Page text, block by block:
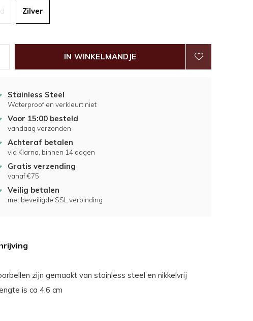
Zilver
IN WINKELMANDJE
Stainless Steel
Waterproof en verkleurt niet
Voor 15:00 besteld
vandaag verzonden
Achteraf betalen
via Klarna, binnen 14 dagen
Gratis verzending
vanaf €75
Veilig betalen
met beveiligde SSL verbinding
zijn gemaakt van stainless steel en nikkelvrij
is ca 4,6 cm